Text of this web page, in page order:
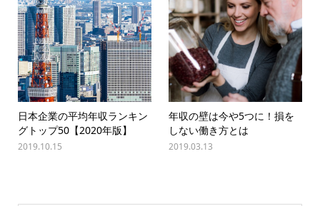
日本企業の平均年収ランキン
グトップ50【2020年版】
2019.10.15
年収の壁は今や5つに！損を
しない働き方とは
2019.03.13